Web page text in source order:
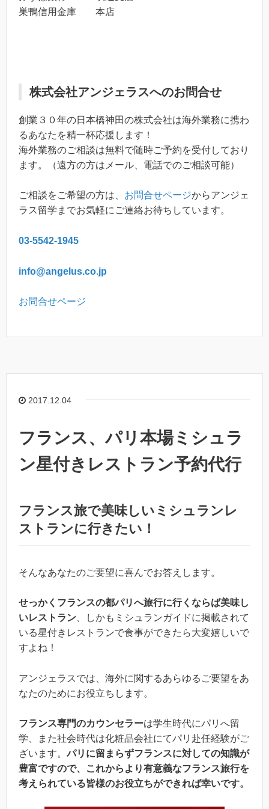
巣鴨信用金庫 本店
株式会社アンジェラスへのお問合せ
創業３０年の日本橋神田の株式会社は海外業務に携わ
るあなたを精一杯応援します！
海外業務のご相談は無料で随時ご予約を受付しており
ます。（遠方の方はメール、電話でのご相談可能）
ご相談をご希望の方は、 お問合せページからアンジェ
ラス留学までお気軽にご連絡お待ちしています。
03-5542-1945
info@angelus.co.jp
お問合せページ
2017.12.04
フランス、パリ本場ミシュラ
ン星付きレストラン予約代行
フランス旅で美味しいミシュランレ
ストランに行きたい！
そんなあなたのご要望に喜んでお答えします。
せっかくフランスの都パリへ旅行に行くならば美味し
いレストラン 、しかもミシュランガイドに掲載されて
いる星付きレストランで食事ができたら大変嬉しいで
すよね！
アンジェラスでは、海外に関するあらゆるご要望をあ
なたのためにお役立ちします。
フランス専門のカウンセラーは学生時代にパリへ留
学、また社会時代は化粧品会社にてパリ赴任経験がご
ざいます。パリに留まらずフランスに対しての知識が
豊富ですので、これからより有意義なフランス旅行を
考えられている皆様のお役立ちができれば幸いです。